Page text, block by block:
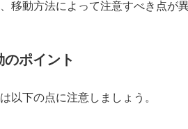
移動方法によって注意すべき点が
ポイント
以下の点に注意しましょう。